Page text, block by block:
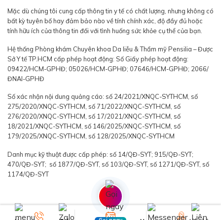
Mặc dù chúng tôi cung cấp thông tin y tế có chất lượng, nhưng không có
bất kỳ tuyên bố hay đảm bảo nào về tính chính xác, độ đầy đủ hoặc
tính hữu ích của thông tin đối với tình huống sức khỏe cụ thể của bạn.
Hệ thống Phòng khám Chuyên khoa Da liễu & Thẩm mỹ Pensilia – Được
Sở Y tế TP.HCM cấp phép hoạt động: Số Giấy phép hoạt động:
09422/HCM-GPHĐ; 05026/HCM-GPHĐ; 07646/HCM-GPHĐ; 2066/
ĐNAI-GPHĐ
Số xác nhận nội dung quảng cáo: số 24/2021/XNQC-SYTHCM, số
275/2020/XNQC-SYTHCM, số 71/2022/XNQC-SYTHCM, số
276/2020/XNQC-SYTHCM, số 17/2021/XNQC-SYTHCM, số
18/2021/XNQC-SYTHCM, số 146/2025/XNQC-SYTHCM, số
179/2025/XNQC-SYTHCM, số 128/2025/XNQC-SYTHCM
Danh mục kỹ thuật được cấp phép: số 14/QĐ-SYT; 915/QĐ-SYT;
470/QĐ-SYT; số 1877/QĐ-SYT, số 103/QĐ-SYT, số 1271/QĐ-SYT, số
1174/QĐ-SYT